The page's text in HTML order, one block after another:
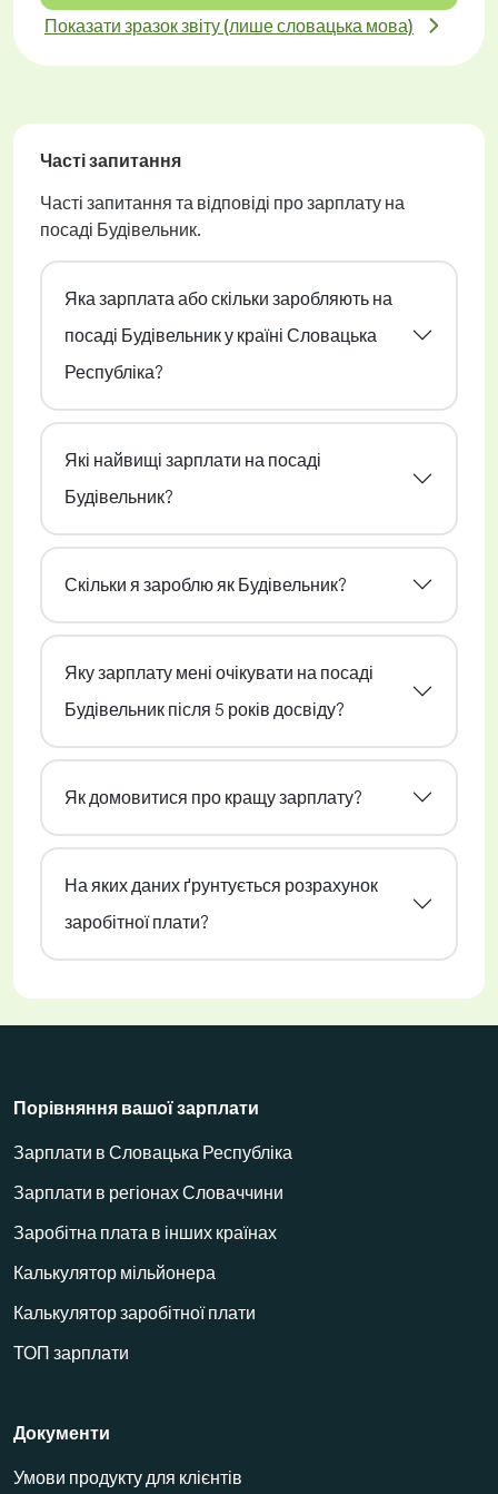
Показати зразок звіту (лише словацька мова)
Часті запитання
Часті запитання та відповіді про зарплату на
посаді Будівельник.
Яка зарплата або скільки заробляють на
посаді Будівельник у країні Словацька
Республіка?
Які найвищі зарплати на посаді
Будівельник?
Скільки я зароблю як Будівельник?
Яку зарплату мені очікувати на посаді
Будівельник після 5 років досвіду?
Як домовитися про кращу зарплату?
На яких даних ґрунтується розрахунок
заробітної плати?
Порівняння вашої зарплати
Зарплати в Словацька Республіка
Зарплати в регіонах Словаччини
Заробітна плата в інших країнах
Калькулятор мільйонера
Калькулятор заробітної плати
ТОП зарплати
Документи
Умови продукту для клієнтів